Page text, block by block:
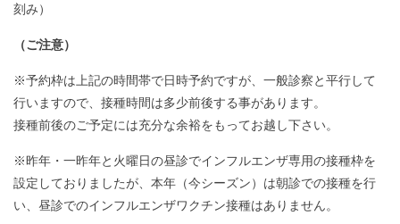
刻み）
（ご注意）
※予約枠は上記の時間帯で日時予約ですが、一般診察と平行して
行いますので、接種時間は多少前後する事があります。
接種前後のご予定には充分な余裕をもってお越し下さい。
※昨年・一昨年と火曜日の昼診でインフルエンザ専用の接種枠を
設定しておりましたが、本年（今シーズン）は朝診での接種を行
い、昼診でのインフルエンザワクチン接種はありません。